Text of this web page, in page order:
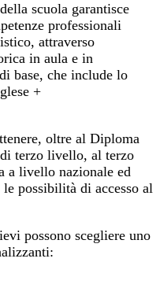
scuola garantisce
professionali
attraverso
in aula e in
base, che include lo
+
oltre al Diploma
terzo livello, al terzo
a livello nazionale ed
le possibilità di accesso al
possono scegliere uno